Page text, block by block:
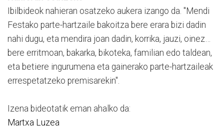
Ibilbideok nahieran osatzeko aukera izango da. "Mendi
Festako parte-hartzaile bakoitza bere erara bizi dadin
nahi dugu, eta mendira joan dadin, korrika, jauzi, oinez…
bere erritmoan, bakarka, bikoteka, familian edo taldean,
eta betiere ingurumena eta gainerako parte-hartzaileak
errespetatzeko premisarekin".
Izena bideotatik eman ahalko da:
Martxa Luzea